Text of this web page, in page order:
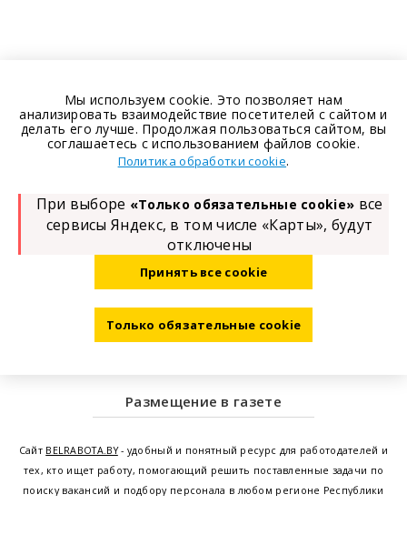
Размещение в газете
Сайт BELRABOTA.BY- удобный и понятный ресурс для работодателей и
тех, кто ищет работу, помогающий решить поставленные задачи по
поиску вакансий и подбору персонала в любом регионе Республики
Мы используем cookie. Это позволяет нам
анализировать взаимодействие посетителей с сайтом и
делать его лучше. Продолжая пользоваться сайтом, вы
соглашаетесь с использованием файлов cookie.
Политика обработки cookie.
При выборе «Только обязательные cookie» все
сервисы Яндекс, в том числе «Карты», будут
отключены
Принять все cookie
Только обязательные cookie